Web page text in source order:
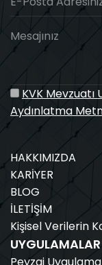
Mesajınız
KVK Mevzuatı
Aydınlatma
HAKKIMIZDA
KARİYER
BLOG
İLETİŞİM
Kişisel Verilerin
UYGULAMALAR